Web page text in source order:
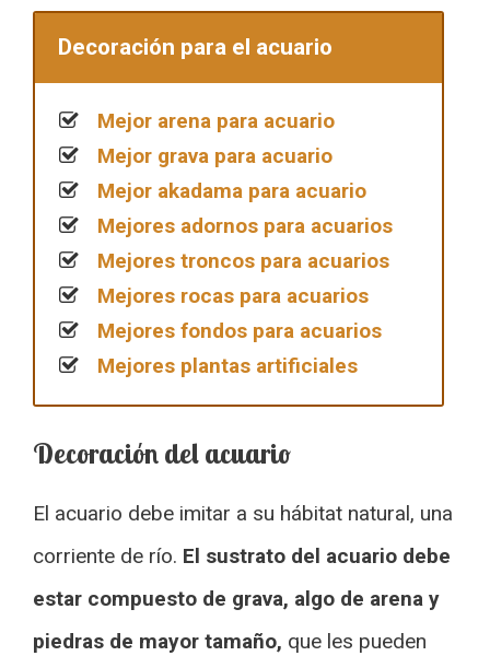
Decoración para el acuario
Mejor arena para acuario
Mejor grava para acuario
Mejor akadama para acuario
Mejores adornos para acuarios
Mejores troncos para acuarios
Mejores rocas para acuarios
Mejores fondos para acuarios
Mejores plantas artificiales
Decoración del acuario
El acuario debe imitar a su hábitat natural, una
corriente de río. El sustrato del acuario debe
estar compuesto de grava, algo de arena y
piedras de mayor tamaño, que les pueden